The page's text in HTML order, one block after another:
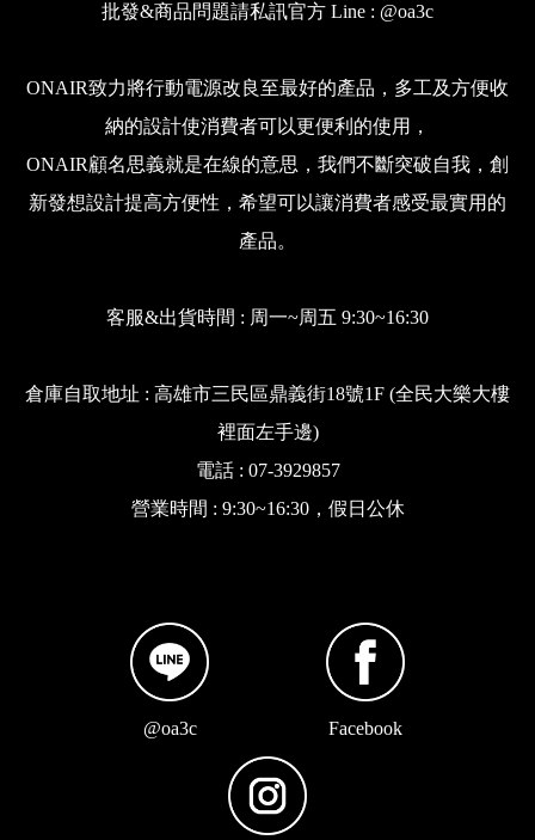
批發&商品問題請私訊官方 Line : @oa3c
ONAIR致力將行動電源改良至最好的產品，多工及方便收
納的設計使消費者可以更便利的使用，
ONAIR顧名思義就是在線的意思，我們不斷突破自我，創
新發想設計提高方便性，希望可以讓消費者感受最實用的
產品。
客服&出貨時間 : 周一~周五 9:30~16:30
倉庫自取地址 : 高雄市三民區鼎義街18號1F (全民大樂大樓
裡面左手邊)
電話 : 07-3929857
營業時間 : 9:30~16:30，假日公休
@oa3c Facebook